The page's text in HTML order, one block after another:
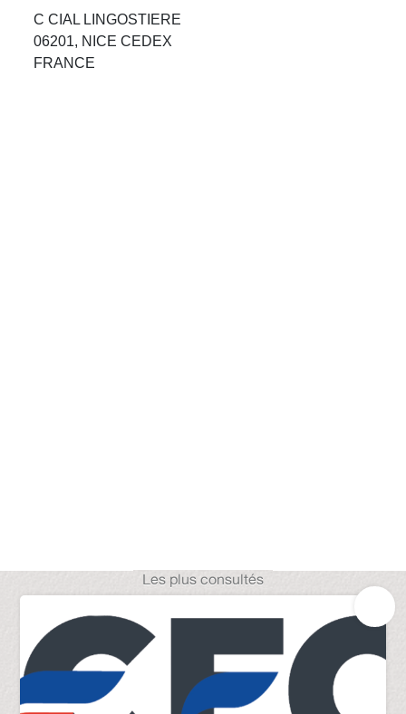
C CIAL LINGOSTIERE
06201, NICE CEDEX
FRANCE
Les plus consultés